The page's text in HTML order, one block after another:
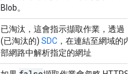
Blob。
已淘汰，這會指示擷取作業，透過
(已淘汰的) SDC ，在連結至網域的內
部網路中解析指定的網址